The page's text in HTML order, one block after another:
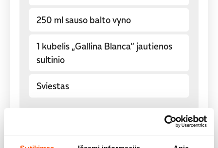
250 ml sauso balto vyno
1 kubelis „Gallina Blanca“ jautienos
sultinio
Sviestas